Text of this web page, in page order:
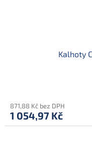
Kalhoty
871,88 Kč bez DPH
1 054,97 Kč